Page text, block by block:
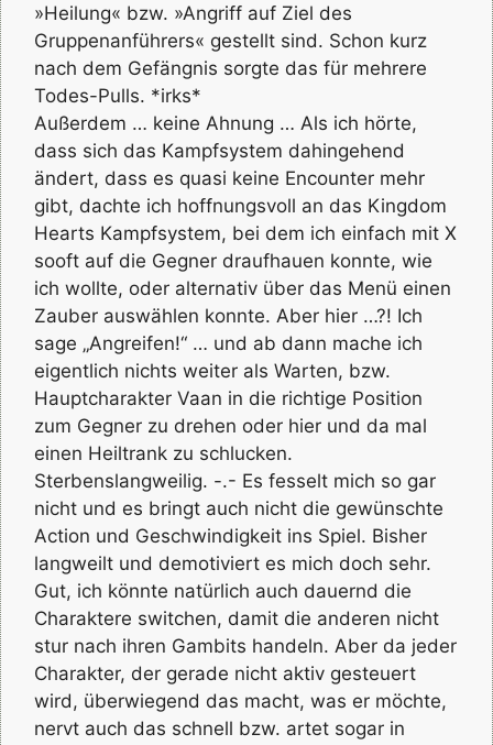
»Heilung« bzw. »Angriff auf Ziel des
Gruppenanführers« gestellt sind. Schon kurz
nach dem Gefängnis sorgte das für mehrere
Todes-Pulls. *irks*
Außerdem … keine Ahnung … Als ich hörte,
dass sich das Kampfsystem dahingehend
ändert, dass es quasi keine Encounter mehr
gibt, dachte ich hoffnungsvoll an das Kingdom
Hearts Kampfsystem, bei dem ich einfach mit X
sooft auf die Gegner draufhauen konnte, wie
ich wollte, oder alternativ über das Menü einen
Zauber auswählen konnte. Aber hier …?! Ich
sage „Angreifen!“ … und ab dann mache ich
eigentlich nichts weiter als Warten, bzw.
Hauptcharakter Vaan in die richtige Position
zum Gegner zu drehen oder hier und da mal
einen Heiltrank zu schlucken.
Sterbenslangweilig. -.- Es fesselt mich so gar
nicht und es bringt auch nicht die gewünschte
Action und Geschwindigkeit ins Spiel. Bisher
langweilt und demotiviert es mich doch sehr.
Gut, ich könnte natürlich auch dauernd die
Charaktere switchen, damit die anderen nicht
stur nach ihren Gambits handeln. Aber da jeder
Charakter, der gerade nicht aktiv gesteuert
wird, überwiegend das macht, was er möchte,
nervt auch das schnell bzw. artet sogar in